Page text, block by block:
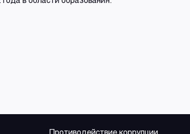
Противодействие коррупции